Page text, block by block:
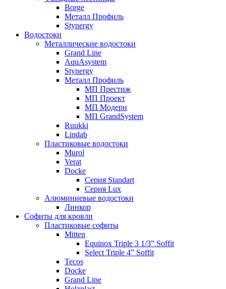
Borge
Металл Профиль
Stynergy
Водостоки
Металлические водостоки
Grand Line
AquAsystem
Stynergy
Металл Профиль
МП Престиж
МП Проект
МП Модерн
МП GrandSystem
Ruukki
Lindab
Пластиковые водостоки
Murol
Verat
Docke
Серия Standart
Серия Lux
Алюминиевые водостоки
Линкор
Софиты для кровли
Пластиковые софиты
Mitten
Equinox Triple 3 1/3” Soffit
Select Triple 4” Soffit
Tecos
Docke
Grand Line